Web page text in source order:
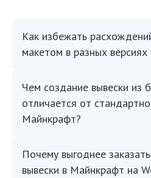
Как избежать
макетом в разных
Чем создание вывески из
отличается от
Майнкрафт?
Почему выгоднее
вывески в Майнкрафт на